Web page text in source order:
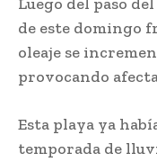
de este domingo
oleaje se
provocando
Esta playa ya
temporada de